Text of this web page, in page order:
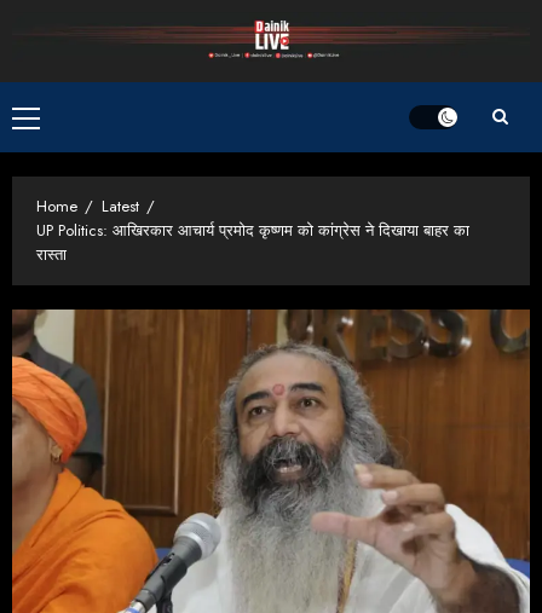
Primary
Menu
Home
Latest
UP Politics: आखिरकार आचार्य प्रमोद कृष्णम को कांग्रेस ने दिखाया बाहर का
रास्ता